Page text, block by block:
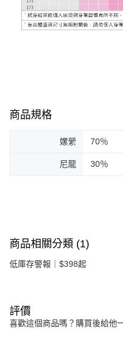
商品規格
嫘縈 70％
尼龍 30％
商品相關分類 (1)
低庫存警報｜$398起
評價
喜歡這個商品嗎？購買後給他